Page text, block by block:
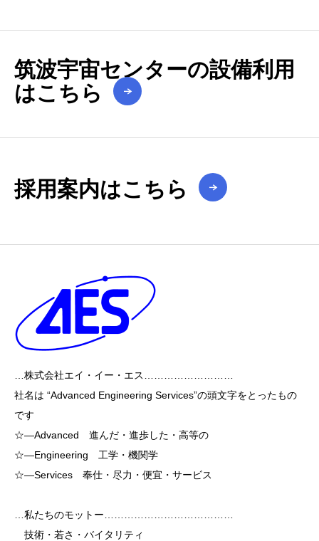
筑波宇宙センターの設備利用
はこちら
採用案内はこちら
…株式会社エイ・イー・エス………………………
社名は “Advanced Engineering Services”の頭文字をとったもの
です
☆―Advanced 進んだ・進歩した・高等の
☆―Engineering 工学・機関学
☆―Services 奉仕・尽力・便宜・サービス
…私たちのモットー…………………………………
技術・若さ・バイタリティ